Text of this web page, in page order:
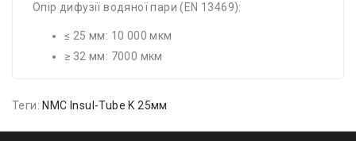
Опір дифузії водяної пари (EN 13469):
≤ 25 мм: 10 000 мкм
≥ 32 мм: 7000 мкм
Теги: NMC Insul-Tube K 25мм